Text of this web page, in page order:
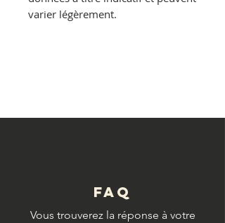
varier légèrement.
FAQ
Vous trouverez la réponse à votre